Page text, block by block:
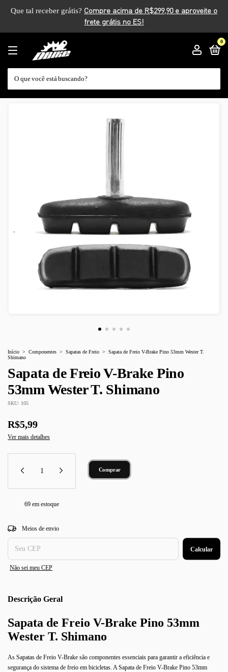
Que tal receber grátis?
0
Início > Componentes > Sapatas de Freio >
Sapata de Freio V-Brake Pino 53mm Wester T.
Shimano
Sapata de Freio V-Brake Pino
53mm Wester T. Shimano
SKU: 105
R$5,99
Ver mais detalhes
69 em estoque
Entregas para o CEP:
Meios de envio
Calcular
Não sei meu CEP
Descrição
Sapata de Freio V-Brake Pino 53mm
Wester T. Shimano
As Sapatas de Freio V-Brake são componentes essenciais para garantir a eficiência e
segurança do sistema de freio em bicicletas. A Sapata de Freio V-Brake Pino 53mm